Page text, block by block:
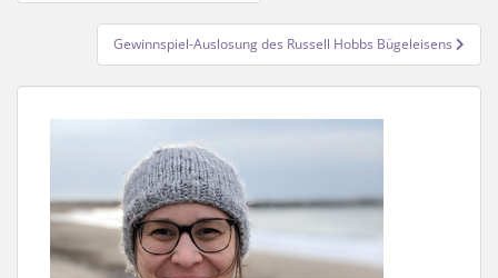
Gewinnspiel-Auslosung des Russell Hobbs Bügeleisens